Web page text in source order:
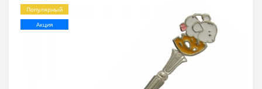
Популярный
Акция